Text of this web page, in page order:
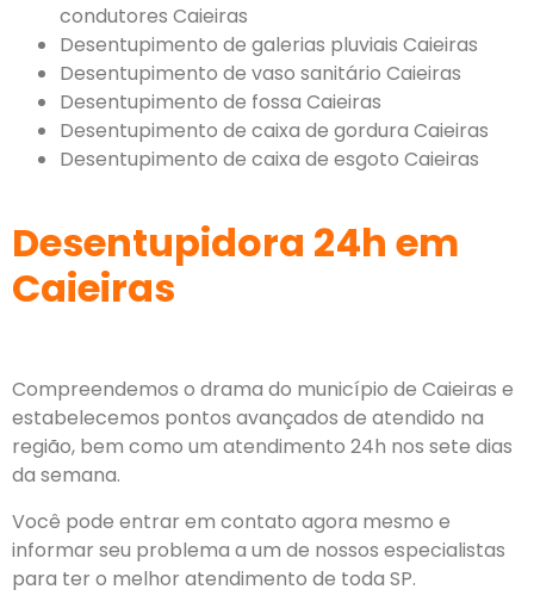
condutores Caieiras
Desentupimento de galerias pluviais Caieiras
Desentupimento de vaso sanitário Caieiras
Desentupimento de fossa Caieiras
Desentupimento de caixa de gordura Caieiras
Desentupimento de caixa de esgoto Caieiras
Desentupidora 24h em
Caieiras
Compreendemos o drama do município de Caieiras e
estabelecemos pontos avançados de atendido na
região, bem como um atendimento 24h nos sete dias
da semana.
Você pode entrar em contato agora mesmo e
informar seu problema a um de nossos especialistas
para ter o melhor atendimento de toda SP.